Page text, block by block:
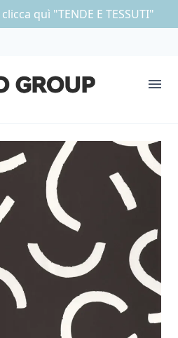
quì "TENDE E TESSUTI"